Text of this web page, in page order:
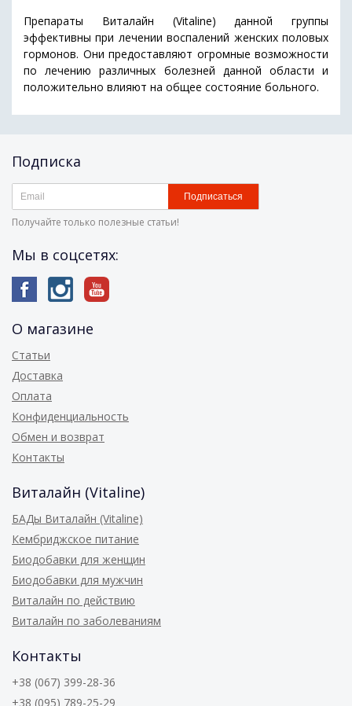
Препараты Виталайн (Vitaline) данной группы
эффективны при лечении воспалений женских половых
гормонов. Они предоставляют огромные возможности
по лечению различных болезней данной области и
положительно влияют на общее состояние больного.
Подписка
Подписаться
Получайте только полезные статьи!
Мы в соцсетях:
О магазине
Статьи
Доставка
Оплата
Конфиденциальность
Обмен и возврат
Контакты
Виталайн (Vitaline)
БАДы Виталайн (Vitaline)
Кембриджское питание
Биодобавки для женщин
Биодобавки для мужчин
Виталайн по действию
Виталайн по заболеваниям
Контакты
+38 (067) 399-28-36
+38 (095) 789-25-29